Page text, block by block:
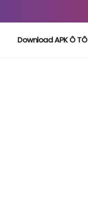
Download APK Ô TÔ